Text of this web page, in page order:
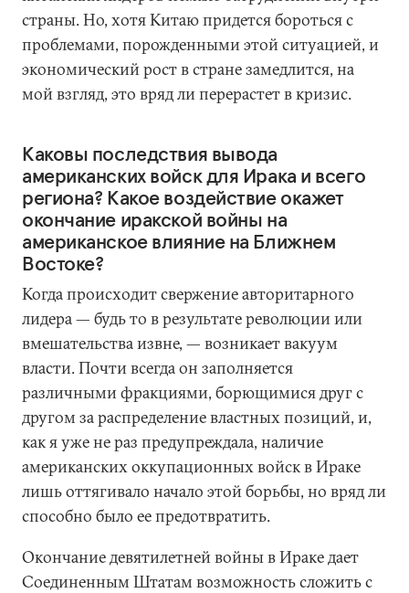
страны. Но, хотя Китаю придется бороться с
проблемами, порожденными этой ситуацией, и
экономический рост в стране замедлится, на
мой взгляд, это вряд ли перерастет в кризис.
Каковы последствия вывода
американских войск для Ирака и всего
региона? Какое воздействие окажет
окончание иракской войны на
американское влияние на Ближнем
Востоке?
Когда происходит свержение авторитарного
лидера — будь то в результате революции или
вмешательства извне, — возникает вакуум
власти. Почти всегда он заполняется
различными фракциями, борющимися друг с
другом за распределение властных позиций, и,
как я уже не раз предупреждала, наличие
американских оккупационных войск в Ираке
лишь оттягивало начало этой борьбы, но вряд ли
способно было ее предотвратить.
Окончание девятилетней войны в Ираке дает
Соединенным Штатам возможность сложить с